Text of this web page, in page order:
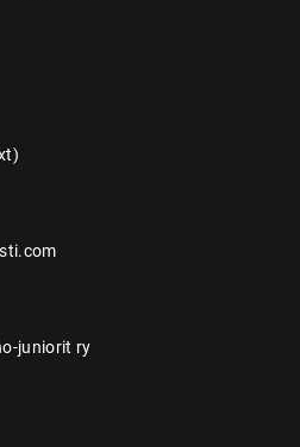
juniorit ry